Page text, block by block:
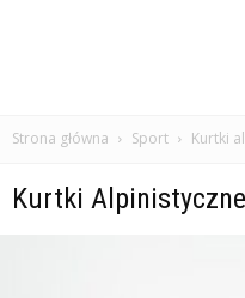
Strona główna Sport Kurtki
Kurtki